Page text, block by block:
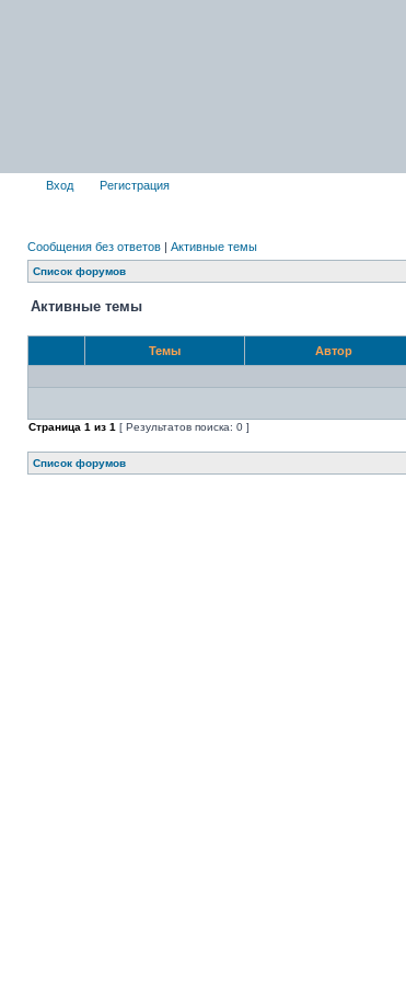
Вход Регистрация
Сообщения без ответов | Активные темы
Список форумов
Активные темы
Темы Автор
Страница 1 из 1 [ Результатов поиска: 0 ]
Список форумов